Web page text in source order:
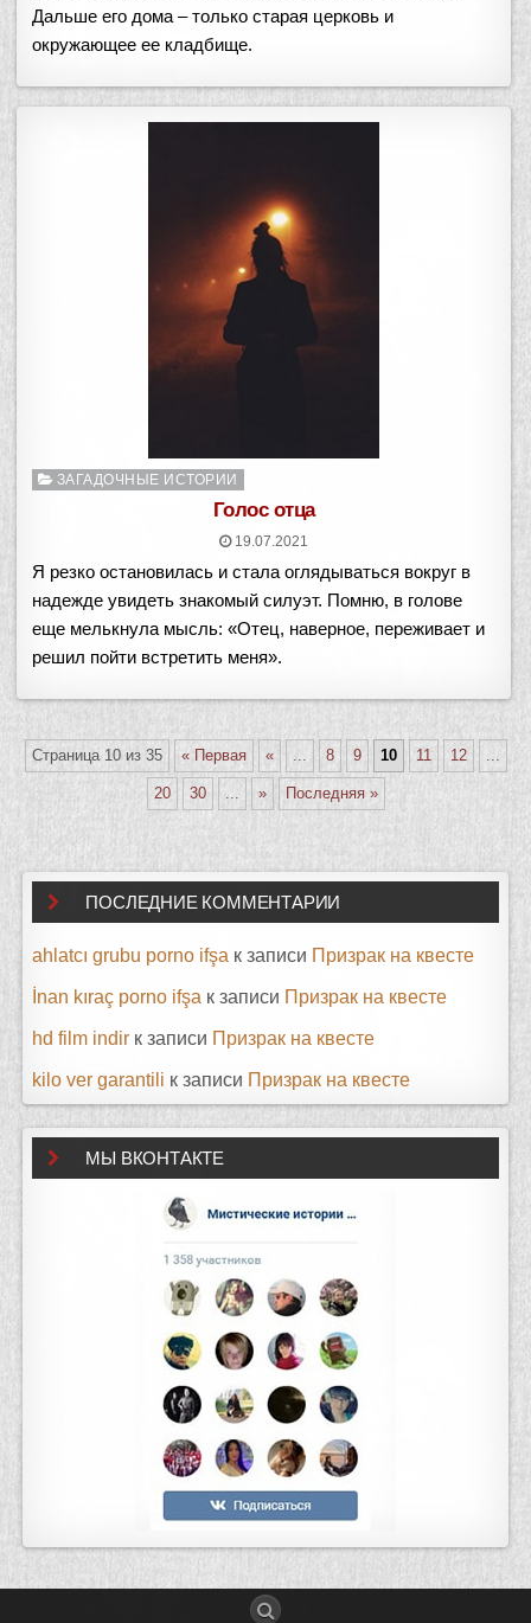
Дальше его дома – только старая церковь и
окружающее ее кладбище.
Опубликовано
ЗАГАДОЧНЫЕ ИСТОРИИ
Голос отца
19.07.2021
Я резко остановилась и стала оглядываться вокруг в
надежде увидеть знакомый силуэт. Помню, в голове
еще мелькнула мысль: «Отец, наверное, переживает и
решил пойти встретить меня».
Страница 10 из 35 « Первая « ... 8 9 10 11 12 ...
20 30 ... » Последняя »
ПОСЛЕДНИЕ КОММЕНТАРИИ
ahlatcı grubu porno ifşa к записи Призрак на квесте
İnan kıraç porno ifşa к записи Призрак на квесте
hd film indir к записи Призрак на квесте
kilo ver garantili к записи Призрак на квесте
МЫ ВКОНТАКТЕ